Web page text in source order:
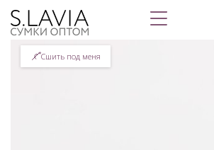
Сшить под меня